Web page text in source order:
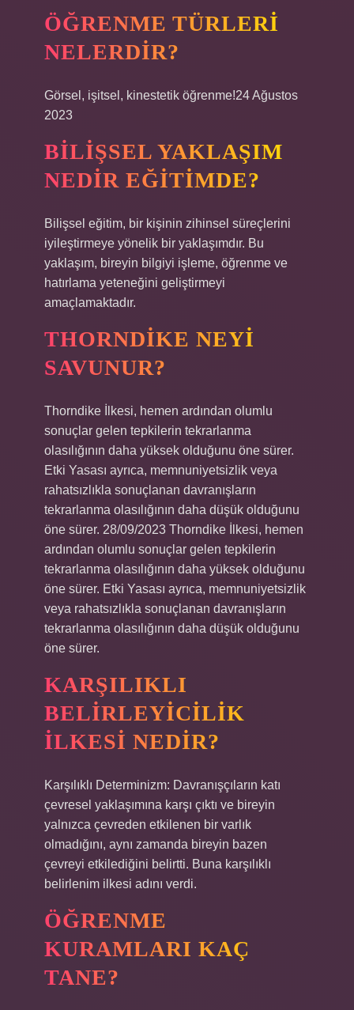
ÖĞRENME TÜRLERI
NELERDIR?
Görsel, işitsel, kinestetik öğrenme!24 Ağustos
2023
BILIŞSEL YAKLAŞIM
NEDIR EĞITIMDE?
Bilişsel eğitim, bir kişinin zihinsel süreçlerini
iyileştirmeye yönelik bir yaklaşımdır. Bu
yaklaşım, bireyin bilgiyi işleme, öğrenme ve
hatırlama yeteneğini geliştirmeyi
amaçlamaktadır.
THORNDIKE NEYI
SAVUNUR?
Thorndike İlkesi, hemen ardından olumlu
sonuçlar gelen tepkilerin tekrarlanma
olasılığının daha yüksek olduğunu öne sürer.
Etki Yasası ayrıca, memnuniyetsizlik veya
rahatsızlıkla sonuçlanan davranışların
tekrarlanma olasılığının daha düşük olduğunu
öne sürer. 28/09/2023 Thorndike İlkesi, hemen
ardından olumlu sonuçlar gelen tepkilerin
tekrarlanma olasılığının daha yüksek olduğunu
öne sürer. Etki Yasası ayrıca, memnuniyetsizlik
veya rahatsızlıkla sonuçlanan davranışların
tekrarlanma olasılığının daha düşük olduğunu
öne sürer.
KARŞILIKLI
BELIRLEYICILIK
ILKESI NEDIR?
Karşılıklı Determinizm: Davranışçıların katı
çevresel yaklaşımına karşı çıktı ve bireyin
yalnızca çevreden etkilenen bir varlık
olmadığını, aynı zamanda bireyin bazen
çevreyi etkilediğini belirtti. Buna karşılıklı
belirlenim ilkesi adını verdi.
ÖĞRENME
KURAMLARI KAÇ
TANE?